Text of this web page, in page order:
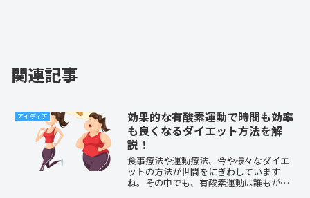
関連記事
アイディア
効果的な有酸素運動で時間も効率
も良くなるダイエット方法を解
説！
食事療法や運動療法、今や様々なダイエ
ットの方法が世間をにぎわしています
ね。その中でも、有酸素運動は誰もが認